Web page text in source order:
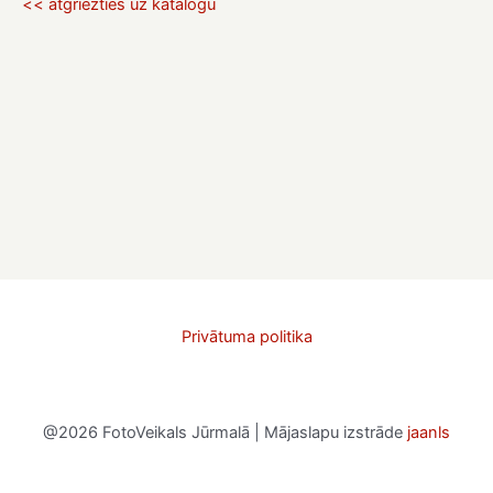
<< atgriezties uz katalogu
Privātuma politika
@2026 FotoVeikals Jūrmalā | Mājaslapu izstrāde jaanls